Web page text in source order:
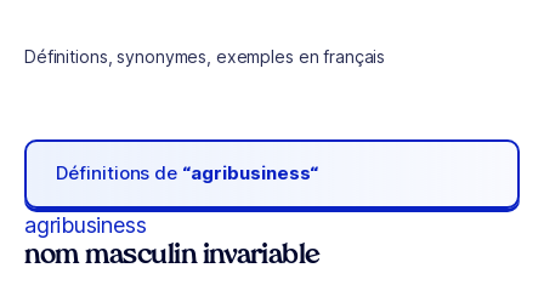
Définitions, synonymes, exemples en français
Définitions de “agribusiness“
agribusiness
nom masculin invariable